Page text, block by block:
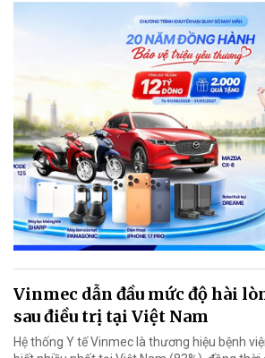
Vinmec dẫn đầu mức độ hài
sau điều trị tại Việt Nam
Hệ thống Y tế Vinmec là thương hiệu bệnh